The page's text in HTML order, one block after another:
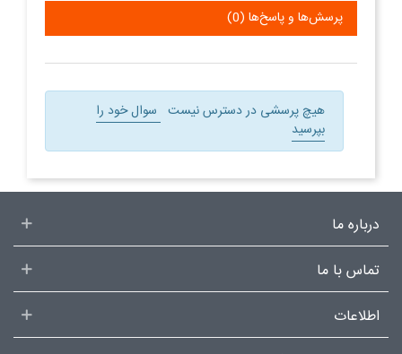
پرسش‌ها و پاسخ‌ها (0)
هیچ پرسشی در دسترس نیست سوال خود را
بپرسید
درباره ما
تماس با ما
اطلاعات